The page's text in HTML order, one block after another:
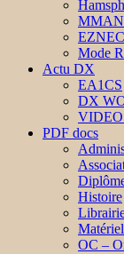
EZNEC
Mode
Actu DX
EA1CS
DX
PDF docs
Histoire
OC –